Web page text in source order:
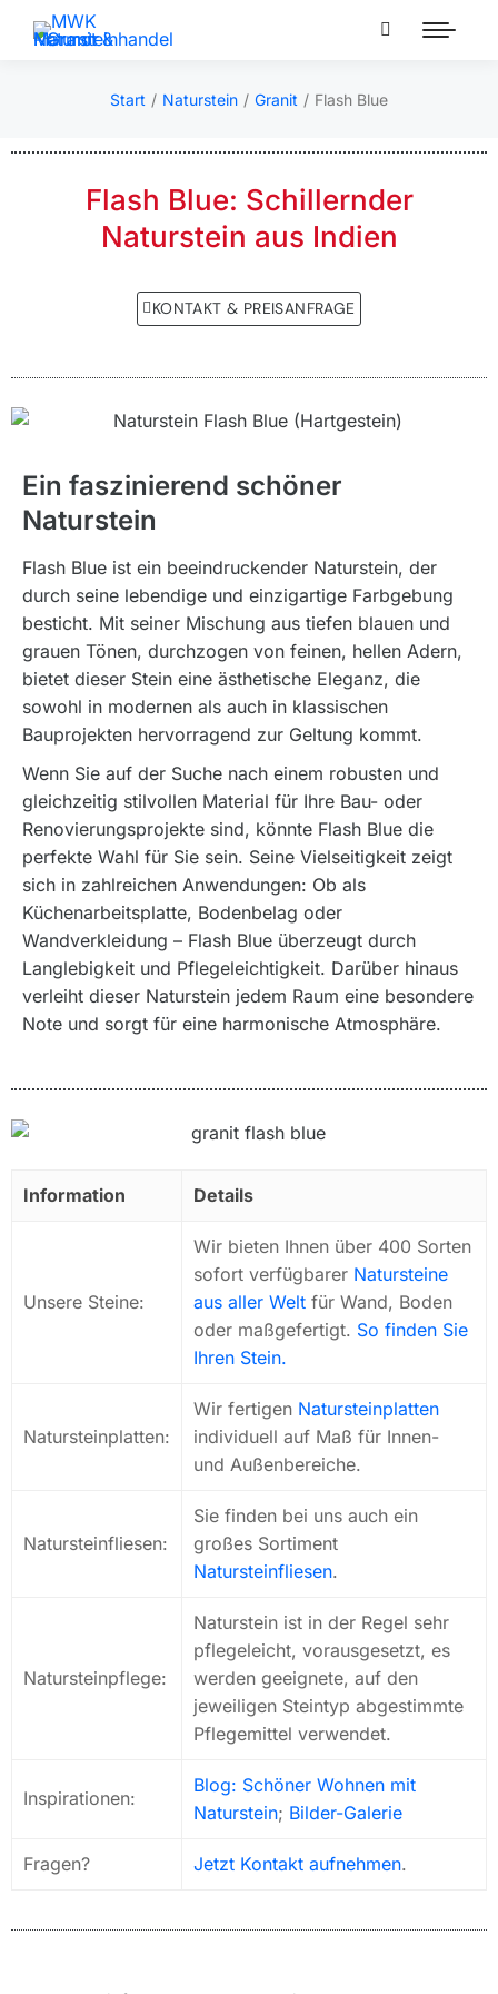
Sie befinden sich hier:
Start Naturstein Granit Flash Blue
Flash Blue: Schillernder
Naturstein aus Indien
KONTAKT & PREISANFRAGE
Ein faszinierend schöner
Naturstein
Flash Blue ist ein beeindruckender Naturstein, der
durch seine lebendige und einzigartige Farbgebung
besticht. Mit seiner Mischung aus tiefen blauen und
grauen Tönen, durchzogen von feinen, hellen Adern,
bietet dieser Stein eine ästhetische Eleganz, die
sowohl in modernen als auch in klassischen
Bauprojekten hervorragend zur Geltung kommt.
Wenn Sie auf der Suche nach einem robusten und
gleichzeitig stilvollen Material für Ihre Bau- oder
Renovierungsprojekte sind, könnte Flash Blue die
perfekte Wahl für Sie sein. Seine Vielseitigkeit zeigt
sich in zahlreichen Anwendungen: Ob als
Küchenarbeitsplatte, Bodenbelag oder
Wandverkleidung – Flash Blue überzeugt durch
Langlebigkeit und Pflegeleichtigkeit. Darüber hinaus
verleiht dieser Naturstein jedem Raum eine besondere
Note und sorgt für eine harmonische Atmosphäre.
Information Details
Unsere Steine:
Wir bieten Ihnen über 400 Sorten
sofort verfügbarer Natursteine
aus aller Welt für Wand, Boden
oder maßgefertigt. So finden Sie
Ihren Stein.
Natursteinplatten:
Wir fertigen Natursteinplatten
individuell auf Maß für Innen-
und Außenbereiche.
Natursteinfliesen:
Sie finden bei uns auch ein
großes Sortiment
Natursteinfliesen.
Natursteinpflege:
Naturstein ist in der Regel sehr
pflegeleicht, vorausgesetzt, es
werden geeignete, auf den
jeweiligen Steintyp abgestimmte
Pflegemittel verwendet.
Inspirationen:
Blog: Schöner Wohnen mit
Naturstein; Bilder-Galerie
Fragen? Jetzt Kontakt aufnehmen.